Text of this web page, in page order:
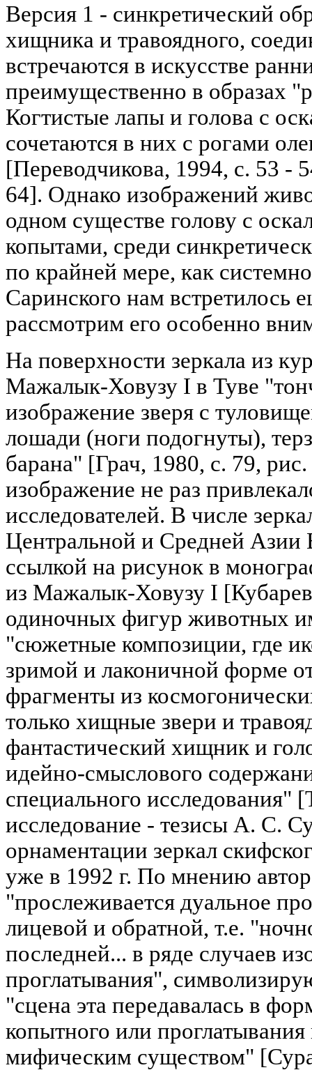
Версия 1 - синкретический
хищника и травоядного,
встречаются в искусстве
преимущественно в образах
Когтистые лапы и голова с
сочетаются в них с рогами
[Переводчикова, 1994, с. 53 -
64]. Однако изображений
одном существе голову с
копытами, среди
по крайней мере, как
Саринского нам встретилось
рассмотрим его особенно
На поверхности зеркала из
Мажалык-Ховузу I в Туве
изображение зверя с
лошади (ноги подогнуты),
барана" [Грач, 1980, с. 79,
изображение не раз
исследователей. В числе
Центральной и Средней Азии
ссылкой на рисунок в
из Мажалык-Ховузу I
одиночных фигур животных
"сюжетные композиции, где
зримой и лаконичной форме
фрагменты из
только хищные звери и
фантастический хищник и
идейно-смыслового
специального исследования"
исследование - тезисы А. С.
орнаментации зеркал
уже в 1992 г. По мнению
"прослеживается дуальное
лицевой и обратной, т.е.
последней... в ряде случаев
проглатывания",
"сцена эта передавалась в
копытного или
мифическим существом"